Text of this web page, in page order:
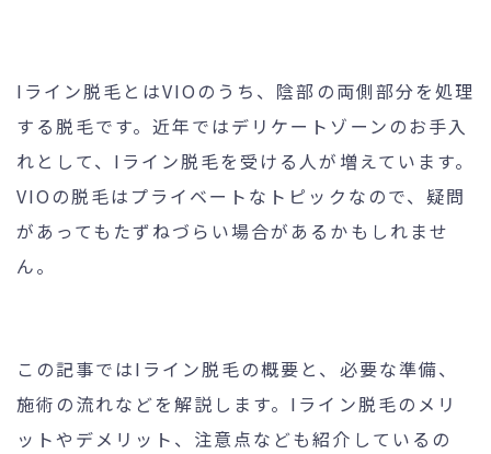
ーザーシャワー
- 点滴・注射
- 他院抜糸・ホッチキス除去
個人情報保護方針 特定商取引法に基づく表記
Iライン脱毛とはVIOのうち、陰部の両側部分を処理
する脱毛です。近年ではデリケートゾーンのお手入
れとして、Iライン脱毛を受ける人が増えています。
VIOの脱毛はプライベートなトピックなので、疑問
があってもたずねづらい場合があるかもしれませ
ん。
この記事ではIライン脱毛の概要と、必要な準備、
施術の流れなどを解説します。Iライン脱毛のメリ
ットやデメリット、注意点なども紹介しているの